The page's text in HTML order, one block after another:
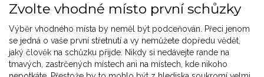
Zvolte vhodné místo první schůzky
Výběr vhodného místa by neměl být podceňován. Přeci jenom
se jedná o vaše první střetnutí a vy nemůžete dopředu vědět,
jaký člověk na schůzku přijde. Nikdy si nedávejte rande na
tmavých, zastrčených místech ani na místech, kde nikoho